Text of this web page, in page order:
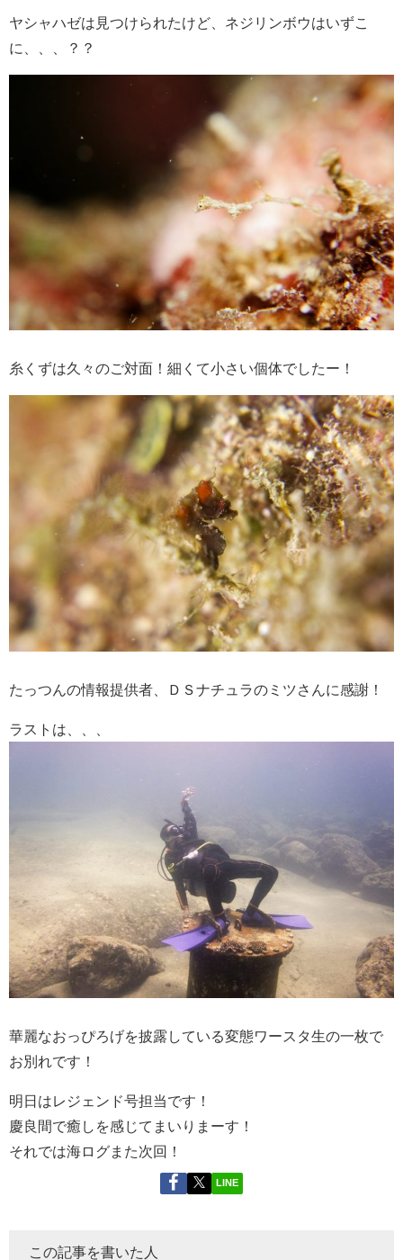
ヤシャハゼは見つけられたけど、ネジリンボウはいずこ
に、、、？？
糸くずは久々のご対面！細くて小さい個体でしたー！
たっつんの情報提供者、ＤＳナチュラのミツさんに感謝！
ラストは、、、
華麗なおっぴろげを披露している変態ワースタ生の一枚で
お別れです！
明日はレジェンド号担当です！
慶良間で癒しを感じてまいりまーす！
それでは海ログまた次回！
LINE
この記事を書いた人